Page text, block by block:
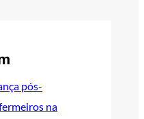
pós-
na